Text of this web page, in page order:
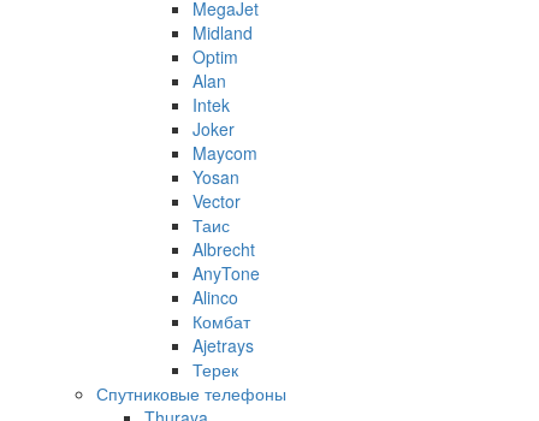
MegaJet
Midland
Optim
Alan
Intek
Joker
Maycom
Yosan
Vector
Таис
Albrecht
AnyTone
Alinco
Комбат
Ajetrays
Терек
Спутниковые телефоны